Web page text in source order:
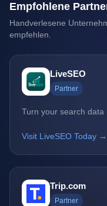
Empfohlene
Handverlesene
empfehlen.
LiveSEO
Partner
Turn your search
Visit LiveSEO Today →
Trip.com
Partner